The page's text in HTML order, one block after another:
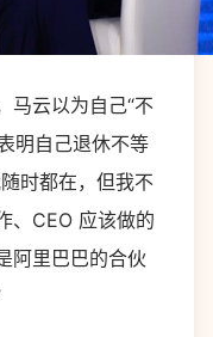
马云以为自己“不
明自己退休不等
时都在，但我不
、CEO 应该做的
阿里巴巴的合伙